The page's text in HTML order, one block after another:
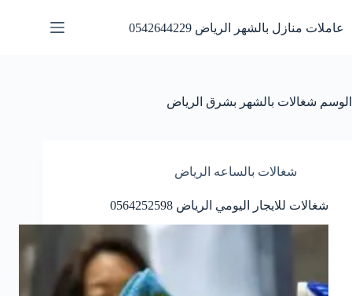
المحتوى
عاملات منازل بالشهر الرياض 0542644229
الوسم شغالات بالشهر بشرق الرياض
شغالات بالساعه الرياض
شغالات للايجار اليومي الرياض 0564252598